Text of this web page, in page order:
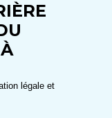
légale et